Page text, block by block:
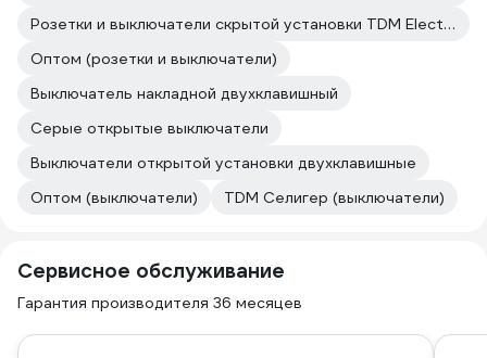
Розетки и выключатели скрытой установки TDM Electric
Оптом (розетки и выключатели)
Выключатель накладной двухклавишный
Серые открытые выключатели
Выключатели открытой установки двухклавишные
Оптом (выключатели)
TDM Селигер (выключатели)
Сервисное обслуживание
Гарантия производителя 36 месяцев